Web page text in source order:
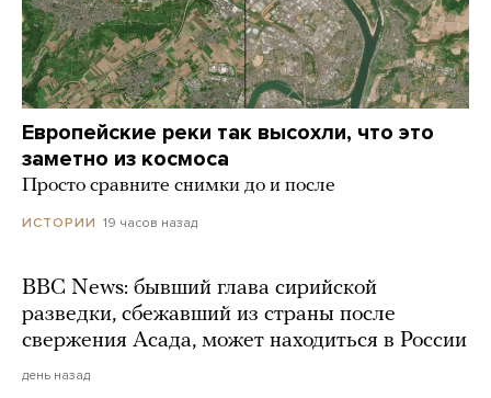
Европейские реки так высохли, что это
заметно из космоса
Просто сравните снимки до и после
ИСТОРИИ 19 часов назад
BBC News: бывший глава сирийской
разведки, сбежавший из страны после
свержения Асада, может находиться в России
день назад